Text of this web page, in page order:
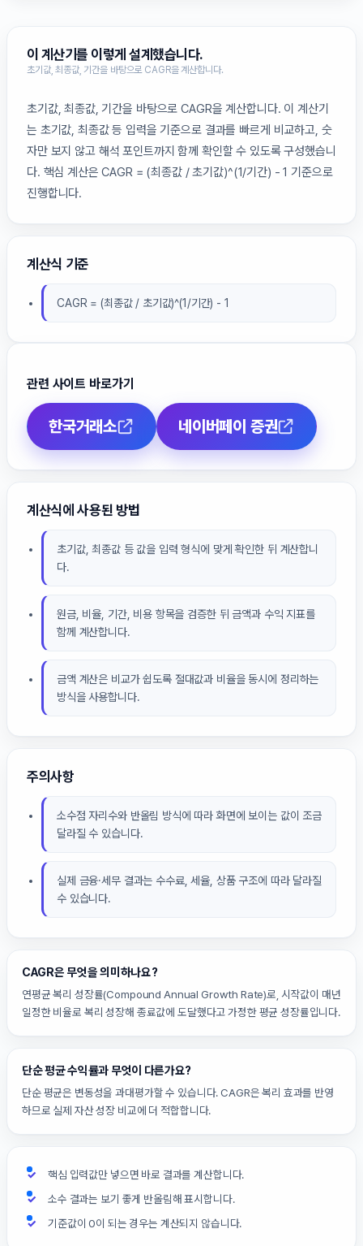
이 계산기를 이렇게 설계했습니다.
초기값, 최종값, 기간을 바탕으로 CAGR을 계산합니다.
초기값, 최종값, 기간을 바탕으로 CAGR을 계산합니다. 이 계산기
는 초기값, 최종값 등 입력을 기준으로 결과를 빠르게 비교하고, 숫
자만 보지 않고 해석 포인트까지 함께 확인할 수 있도록 구성했습니
다. 핵심 계산은 CAGR = (최종값 / 초기값)^(1/기간) - 1 기준으로
진행합니다.
계산식 기준
CAGR = (최종값 / 초기값)^(1/기간) - 1
관련 사이트 바로가기
한국거래소 네이버페이 증권
계산식에 사용된 방법
초기값, 최종값 등 값을 입력 형식에 맞게 확인한 뒤 계산합니
다.
원금, 비율, 기간, 비용 항목을 검증한 뒤 금액과 수익 지표를
함께 계산합니다.
금액 계산은 비교가 쉽도록 절대값과 비율을 동시에 정리하는
방식을 사용합니다.
주의사항
소수점 자리수와 반올림 방식에 따라 화면에 보이는 값이 조금
달라질 수 있습니다.
실제 금융·세무 결과는 수수료, 세율, 상품 구조에 따라 달라질
수 있습니다.
CAGR은 무엇을 의미하나요?
연평균 복리 성장률(Compound Annual Growth Rate)로, 시작값이 매년
일정한 비율로 복리 성장해 종료값에 도달했다고 가정한 평균 성장률입니다.
단순 평균 수익률과 무엇이 다른가요?
단순 평균은 변동성을 과대평가할 수 있습니다. CAGR은 복리 효과를 반영
하므로 실제 자산 성장 비교에 더 적합합니다.
핵심 입력값만 넣으면 바로 결과를 계산합니다.
소수 결과는 보기 좋게 반올림해 표시합니다.
기준값이 0이 되는 경우는 계산되지 않습니다.